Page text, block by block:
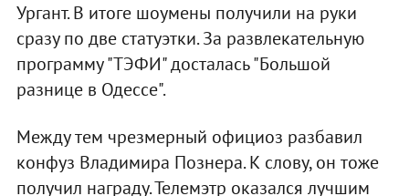
Ургант. В итоге шоумены получили на руки
сразу по две статуэтки. За развлекательную
программу "ТЭФИ" досталась "Большой
разнице в Одессе".
Между тем чрезмерный официоз разбавил
конфуз Владимира Познера. К слову, он тоже
получил награду. Телемэтр оказался лучшим